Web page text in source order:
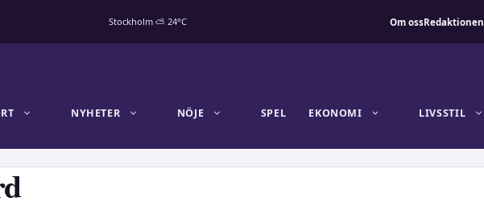
Stockholm ⛅ 24°C Om ossRedaktionen
NYHETER NÖJE SPEL EKONOMI LIVSSTIL